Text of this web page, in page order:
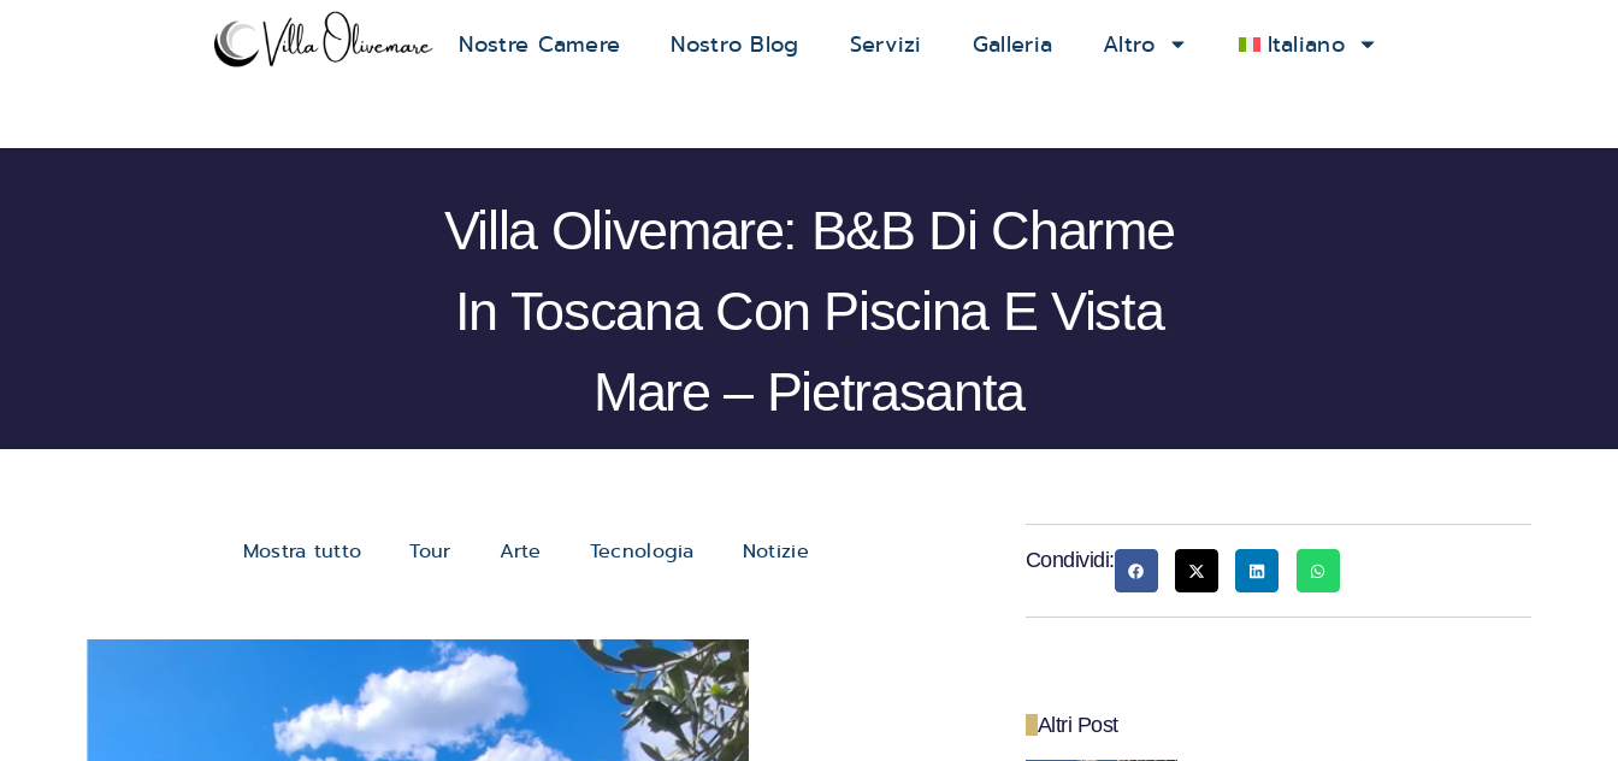
Nostre Camere Nostro Blog Servizi Galleria Altro Italiano
Villa Olivemare: B&B Di Charme
In Toscana Con Piscina E Vista
Mare – Pietrasanta
Mostra tutto Tour Arte Tecnologia Notizie Condividi:
Altri Post